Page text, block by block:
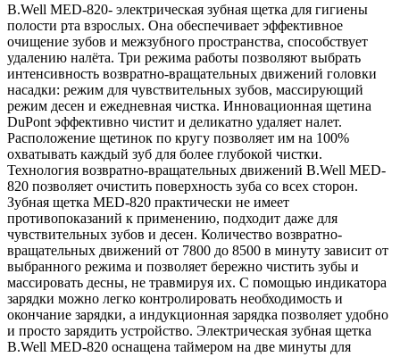
B.Well MED-820- электрическая зубная щетка для гигиены
полости рта взрослых. Она обеспечивает эффективное
очищение зубов и межзубного пространства, способствует
удалению налёта. Три режима работы позволяют выбрать
интенсивность возвратно-вращательных движений головки
насадки: режим для чувствительных зубов, массирующий
режим десен и ежедневная чистка. Инновационная щетина
DuPont эффективно чистит и деликатно удаляет налет.
Расположение щетинок по кругу позволяет им на 100%
охватывать каждый зуб для более глубокой чистки.
Технология возвратно-вращательных движений B.Well MED-
820 позволяет очистить поверхность зуба со всех сторон.
Зубная щетка MED-820 практически не имеет
противопоказаний к применению, подходит даже для
чувствительных зубов и десен. Количество возвратно-
вращательных движений от 7800 до 8500 в минуту зависит от
выбранного режима и позволяет бережно чистить зубы и
массировать десны, не травмируя их. С помощью индикатора
зарядки можно легко контролировать необходимость и
окончание зарядки, а индукционная зарядка позволяет удобно
и просто зарядить устройство. Электрическая зубная щетка
B.Well MED-820 оснащена таймером на две минуты для